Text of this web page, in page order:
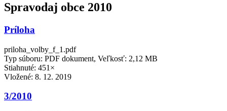
Spravodaj obce 2010
Príloha
priloha_volby_f_1.pdf
Typ súboru: PDF dokument, Veľkosť: 2,12 MB
Stiahnuté: 451×
Vložené: 8. 12. 2019
3/2010